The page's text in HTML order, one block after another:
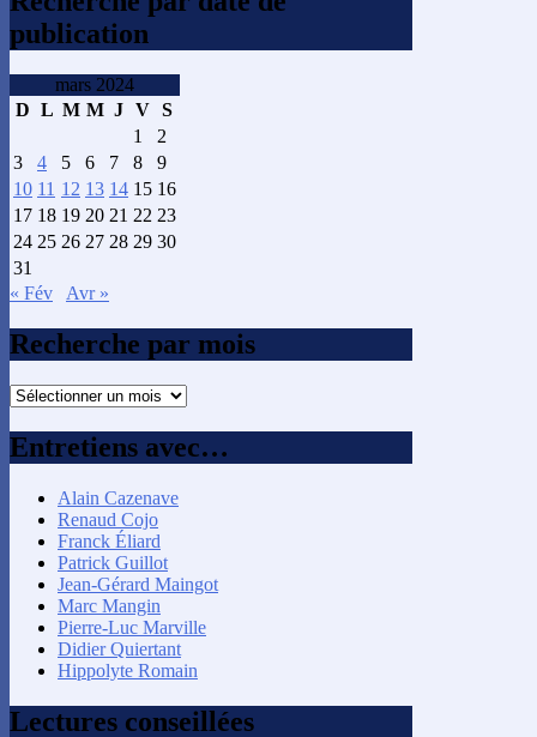
publication
mars 2024
D L M M J V S
1
2
3
4 5 6 7 8
9
10 11 12 13 14 15 16
17 18 19 20 21 22 23
24 25 26 27 28 29 30
31
« Fév
Avr »
Recherche par mois
Recherche
mois
Entretiens avec…
Alain Cazenave
Renaud Cojo
Franck Éliard
Patrick Guillot
Jean-Gérard Maingot
Marc Mangin
Pierre-Luc Marville
Didier Quiertant
Hippolyte Romain
Lectures conseillées